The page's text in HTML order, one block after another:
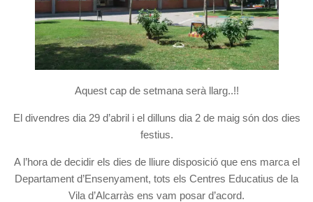
Aquest cap de setmana serà llarg..!!
El divendres dia 29 d’abril i el dilluns dia 2 de maig són dos dies
festius.
A l’hora de decidir els dies de lliure disposició que ens marca el
Departament d’Ensenyament, tots els Centres Educatius de la
Vila d’Alcarràs ens vam posar d’acord.